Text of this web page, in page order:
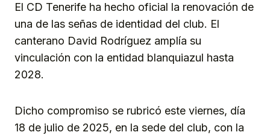
El CD Tenerife ha hecho oficial la renovación de
una de las señas de identidad del club. El
canterano David Rodríguez amplía su
vinculación con la entidad blanquiazul hasta
2028.
Dicho compromiso se rubricó este viernes, día
18 de julio de 2025, en la sede del club, con la